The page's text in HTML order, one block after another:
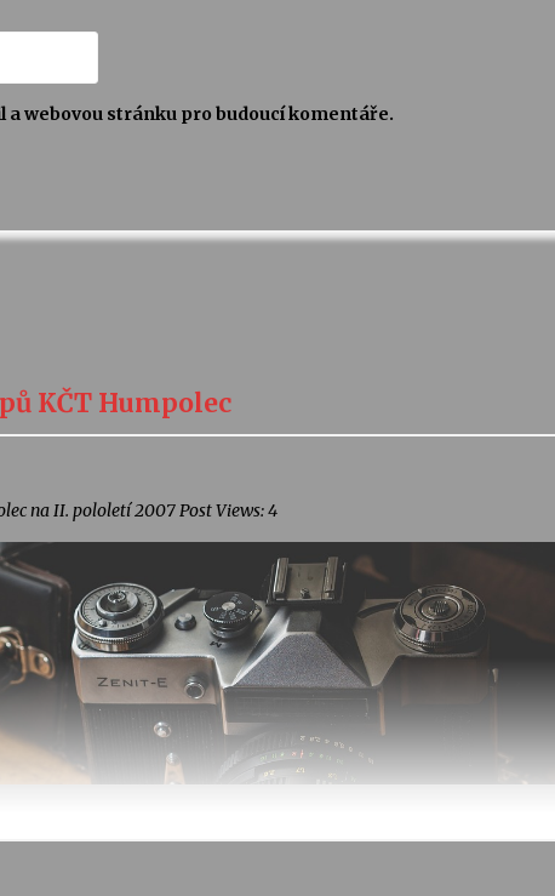
a webovou stránku pro budoucí komentáře.
KČT Humpolec
na II. pololetí 2007 Post Views: 4